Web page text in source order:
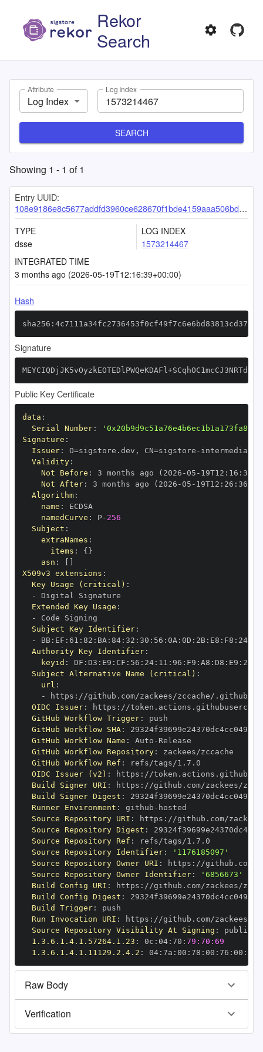
Rekor
Search
Attribute
Log Index
Log Index
SEARCH
Showing 1 - 1 of1
Entry UUID:
108e9186e8c5677addfd3960ce628670f1bde4159aaa506bdf94664248dfdc9e21eae2663ab694ef
TYPE
dsse
LOG INDEX
1573214467
INTEGRATED TIME
3 months ago (2026-05-19T12:16:39+00:00)
Hash
Signature
Public Key Certificate
data :
Serial Number:
Signature :
Issuer: O=sigstore.dev , CN=sigstore -
Validity:
Not Before : 3 months ago (2026 -05 - 19T12 : 16 :
Not After: 3 months ago (2026 -05 - 19T12 : 26 : 36+00
Algorithm:
name :
namedCurve : P- 256
Subject :
extraNames :
items : { }
asn :
X509v3 extensions :
Key Usage (critical) :
-
Extended Key Usage :
-
Subject Key Identifier:
-
BB: EF : 61 : 82 : BA : 84: 32 : 30 : 56 : 0A : 0D : 2B: E8 : F8 : 24:
Authority Key Identifier:
keyid : DF : D3 : E9 : CF : 56 : 24: 11 : 96 : F9 : A8 : D8 : E9 : 28
Subject Alternative Name (critical) :
url :
-
https : //github.com/zackees/zccache/.github/
OIDC Issuer: https :
GitHub Workflow Trigger:
GitHub Workflow SHA:
GitHub Workflow Name : Auto -
GitHub Workflow Repository:
GitHub Workflow Ref :
OIDC Issuer (v2) : https :
Build Signer URI : https : //github.com/zackees/
Build Signer Digest :
Runner Environment : github -
Source Repository URI : https :
Source Repository Digest :
Source Repository Ref :
Source Repository Identifier:
'1176185097'
Source Repository Owner URI : https :
Source Repository Owner Identifier:
'6856673'
Build Config URI : https : //github.com/zackees/
Build Config Digest :
Build Trigger:
Run Invocation URI : https :
Source Repository Visibility At Signing :
1.3.6.1.4.1.57264.1.23 : 0c : 04: 70 : 79:70:69
1.3.6.1.4.1.11129.2.4.2 : 04: 7a : 00 : 78 : 00 : 76 : 00 : dd
Raw Body
Verification